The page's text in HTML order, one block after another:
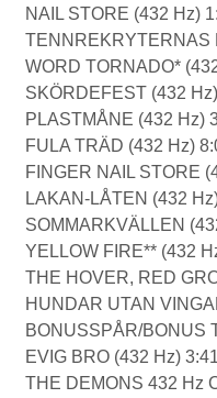
NAIL STORE (432 Hz)
TENNREKRYTERNAS
WORD TORNADO*
SKÖRDEFEST (432
PLASTMÅNE (432 Hz)
FULA TRÄD (432 Hz)
FINGER NAIL STORE
LAKAN-LÅTEN (432
SOMMARKVÄLLEN
YELLOW FIRE** (432
THE HOVER, RED
HUNDAR UTAN
BONUSSPÅR/BONUS
EVIG BRO (432 Hz) 3:41
THE DEMONS 432 Hz